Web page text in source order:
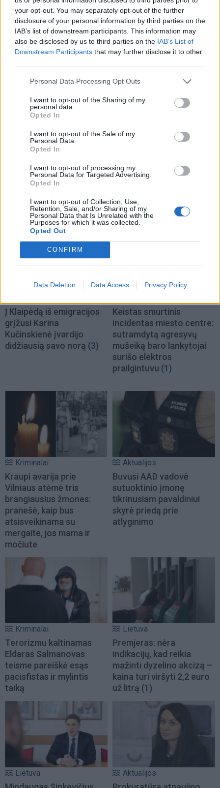
your opt-out. You may separately opt-out of the further
disclosure of your personal information by third parties on the
IAB’s list of downstream participants. This information may
also be disclosed by us to third parties on the IAB’s List of
Downstream Participants that may further disclose it to other
Personal Data Processing Opt Outs
I want to opt-out of the Sharing of my
personal data.
Opted In
I want to opt-out of the Sale of my
Personal Data.
Opted In
I want to opt-out of processing my
Personal Data for Targeted Advertising.
Opted In
I want to opt-out of Collection, Use,
Retention, Sale, and/or Sharing of my
Personal Data that Is Unrelated with the
Purposes for which it was collected.
Opted Out
CONFIRM
Data Deletion Data Access Privacy Policy
Rugpjūčio 5-osios liaudies
išmintis: ko mūsų senoliai
vengdavo ir kokius orus
pranašavo gamta
Ar jus lengva išvesti iš
pusiausvyros? Lazdos
pasirinkimas atskleis
tikrąjį jūsų būdą
NAUJI
Į Klaipėdą iš emigracijos
grįžusi Karina
Kučinskienė įvardijo
didžiausią savo norą (3)
Keistas smurtinis
incidentas miesto centre:
sutramdytą agresyvų
mušeiką baro lankytojai
surišo elektros
prailgintuvu (1)
Kriminalai
Kraupi avarija prie
Vilniaus atėmė tris
brangiausius žmones:
pranešė, kaip bus
atsisveikinama su
mergaite, jos mama ir
močiute
Aktualijos
Buvusi AAD vadovė
sutuoktinio įmonę
tikrinusiam pavaldiniui
skyrė priedą prie
atlyginimo
Kriminalai
Terorizmu kaltinamas
Eldaras Salmanovas
teisme pareiškė esąs
pacisfistas ir mylintis
taiką
Lietuva
Premjeras: nėra
indikacijų, kad reikia
mažinti dyzelino akcizą –
kaina turi viršyti 2,2 euro
už litrą (1)
Lietuva Aktualijos